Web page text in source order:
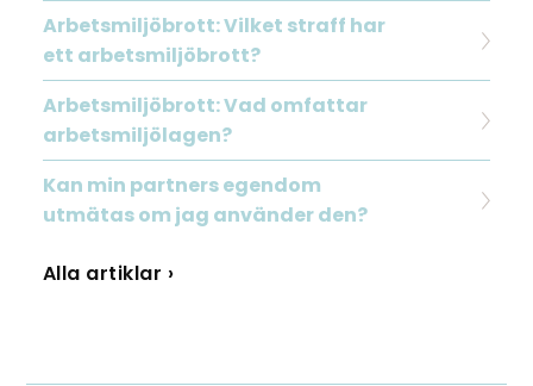
Arbetsmiljöbrott: Vilket straff har
ett arbetsmiljöbrott?
Arbetsmiljöbrott: Vad omfattar
arbetsmiljölagen?
Kan min partners egendom
utmätas om jag använder den?
Alla artiklar ›